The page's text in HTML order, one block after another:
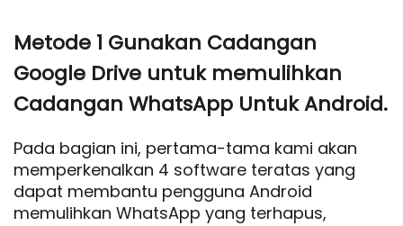
Metode 1 Gunakan Cadangan
Google Drive untuk memulihkan
Cadangan WhatsApp Untuk Android.
Pada bagian ini, pertama-tama kami akan
memperkenalkan 4 software teratas yang
dapat membantu pengguna Android
memulihkan WhatsApp yang terhapus,